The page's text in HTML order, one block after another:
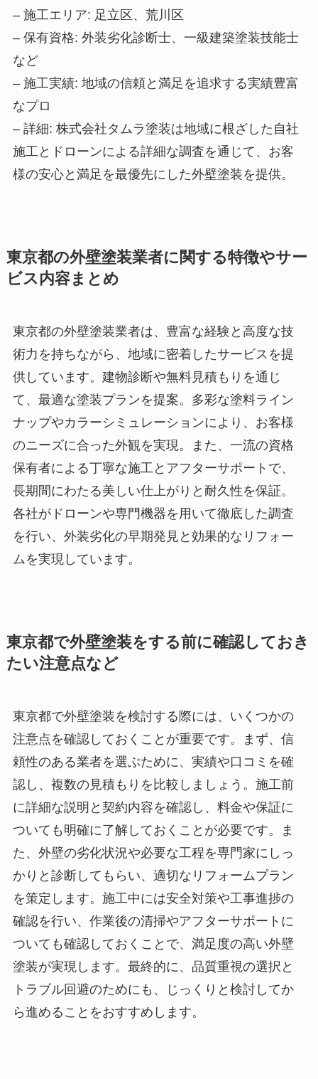
– 施工エリア: 足立区、荒川区
– 保有資格: 外装劣化診断士、一級建築塗装技能士
など
– 施工実績: 地域の信頼と満足を追求する実績豊富
なプロ
– 詳細: 株式会社タムラ塗装は地域に根ざした自社
施工とドローンによる詳細な調査を通じて、お客
様の安心と満足を最優先にした外壁塗装を提供。
東京都の外壁塗装業者に関する特徴やサー
ビス内容まとめ
東京都の外壁塗装業者は、豊富な経験と高度な技
術力を持ちながら、地域に密着したサービスを提
供しています。建物診断や無料見積もりを通じ
て、最適な塗装プランを提案。多彩な塗料ライン
ナップやカラーシミュレーションにより、お客様
のニーズに合った外観を実現。また、一流の資格
保有者による丁寧な施工とアフターサポートで、
長期間にわたる美しい仕上がりと耐久性を保証。
各社がドローンや専門機器を用いて徹底した調査
を行い、外装劣化の早期発見と効果的なリフォー
ムを実現しています。
東京都で外壁塗装をする前に確認しておき
たい注意点など
東京都で外壁塗装を検討する際には、いくつかの
注意点を確認しておくことが重要です。まず、信
頼性のある業者を選ぶために、実績や口コミを確
認し、複数の見積もりを比較しましょう。施工前
に詳細な説明と契約内容を確認し、料金や保証に
ついても明確に了解しておくことが必要です。ま
た、外壁の劣化状況や必要な工程を専門家にしっ
かりと診断してもらい、適切なリフォームプラン
を策定します。施工中には安全対策や工事進捗の
確認を行い、作業後の清掃やアフターサポートに
ついても確認しておくことで、満足度の高い外壁
塗装が実現します。最終的に、品質重視の選択と
トラブル回避のためにも、じっくりと検討してか
ら進めることをおすすめします。